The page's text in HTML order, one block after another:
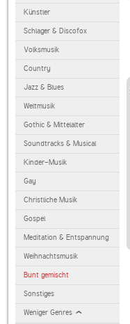
Künstler
Schlager & Discofox
Volksmusik
Country
Jazz & Blues
Weltmusik
Gothic & Mittelalter
Soundtracks & Musical
Kinder-Musik
Gay
Christliche Musik
Gospel
Meditation & Entspannung
Weihnachtsmusik
Bunt gemischt
Sonstiges
Weniger Genres